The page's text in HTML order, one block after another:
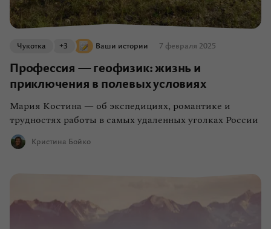
Ваши истории
+3
Чукотка 7 февраля 2025
Профессия — геофизик: жизнь и
приключения в полевых условиях
Мария Костина — об экспедициях, романтике и
трудностях работы в самых удаленных уголках России
Кристина Бойко